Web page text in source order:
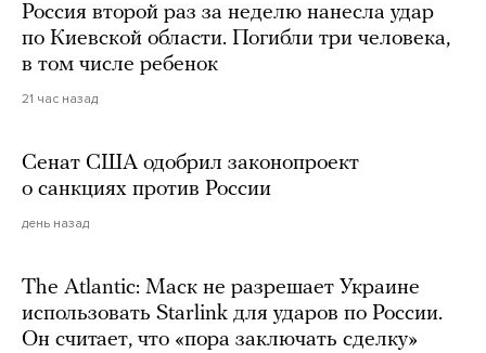
Россия второй раз за неделю нанесла удар
по Киевской области. Погибли три человека,
в том числе ребенок
21 час назад
Сенат США одобрил законопроект
о санкциях против России
день назад
The Atlantic: Маск не разрешает Украине
использовать Starlink для ударов по России.
Он считает, что «пора заключать сделку»